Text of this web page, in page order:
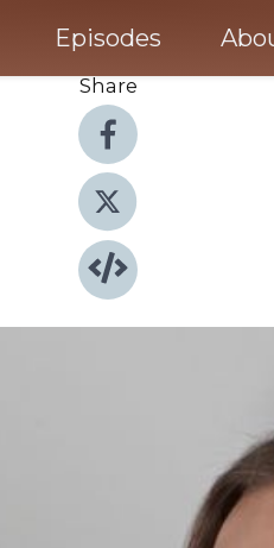
Episodes
Share